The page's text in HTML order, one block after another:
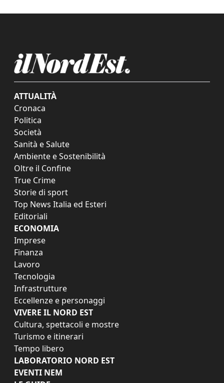
ATTUALITÀ
Cronaca
Politica
Società
Sanità e Salute
Ambiente e Sostenibilità
Oltre il Confine
True Crime
Storie di sport
Top News Italia ed Esteri
Editoriali
ECONOMIA
Imprese
Finanza
Lavoro
Tecnologia
Infrastrutture
Eccellenze e personaggi
VIVERE IL NORD EST
Cultura, spettacoli e mostre
Turismo e itinerari
Tempo libero
LABORATORIO NORD EST
EVENTI NEM